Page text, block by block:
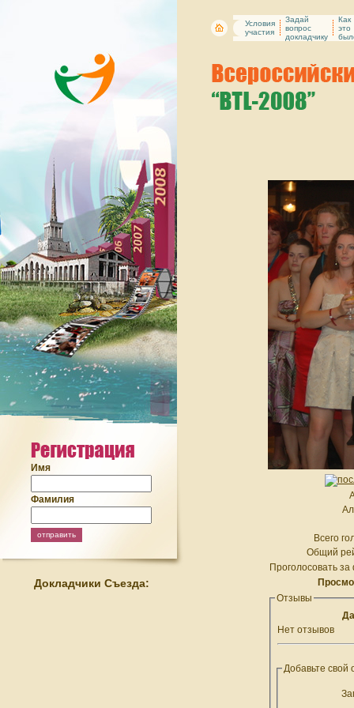
Имя
Фамилия
Докладчики Съезда:
Условия
участия
Задай
вопрос
докладчику
Как
это
Всего
Общий
Проголосовать
Отзывы
Нет отзывов
Добавьте свой